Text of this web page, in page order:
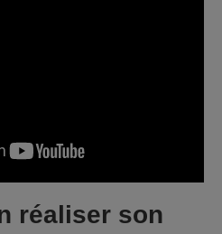
réaliser son